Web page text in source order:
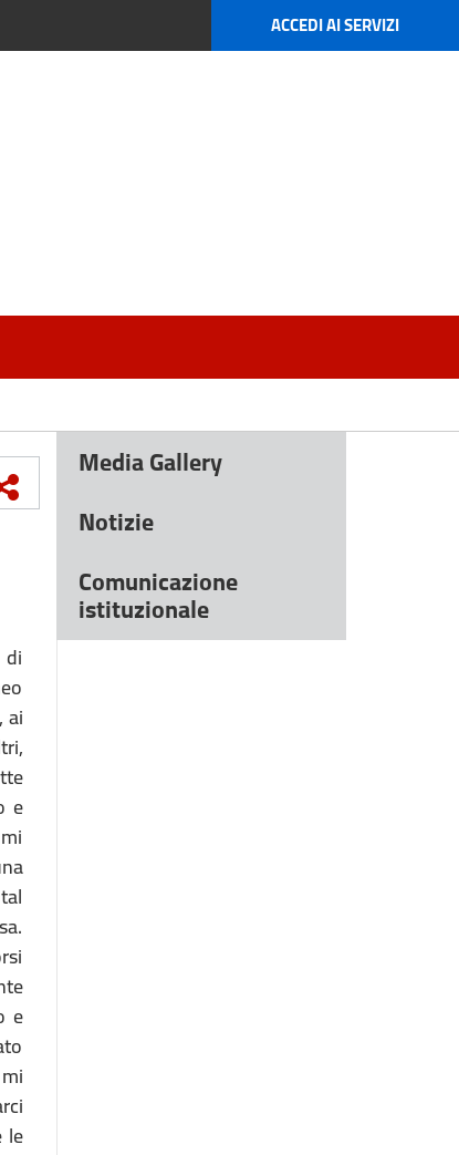
ACCEDI AI SERVIZI
ai
e
e
le
Media Gallery
Notizie
Comunicazione
istituzionale